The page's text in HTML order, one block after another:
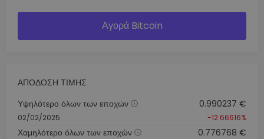
Αγορά Bitcoin
ΑΠΌΔΟΣΗ ΤΙΜΉΣ
Υψηλότερο όλων των εποχών
02/02/2025
0.990237 €
-12.66616%
Χαμηλότερο όλων των εποχών 0.776768 €